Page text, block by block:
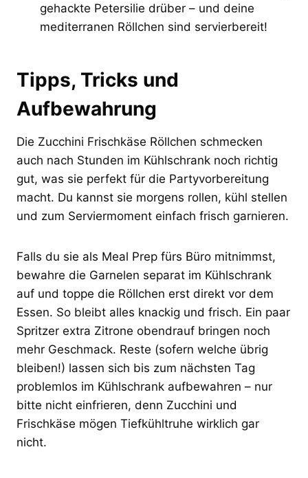
gehackte Petersilie drüber – und deine
mediterranen Röllchen sind servierbereit!
Tipps, Tricks und
Aufbewahrung
Die Zucchini Frischkäse Röllchen schmecken
auch nach Stunden im Kühlschrank noch richtig
gut, was sie perfekt für die Partyvorbereitung
macht. Du kannst sie morgens rollen, kühl stellen
und zum Serviermoment einfach frisch garnieren.
Falls du sie als Meal Prep fürs Büro mitnimmst,
bewahre die Garnelen separat im Kühlschrank
auf und toppe die Röllchen erst direkt vor dem
Essen. So bleibt alles knackig und frisch. Ein paar
Spritzer extra Zitrone obendrauf bringen noch
mehr Geschmack. Reste (sofern welche übrig
bleiben!) lassen sich bis zum nächsten Tag
problemlos im Kühlschrank aufbewahren – nur
bitte nicht einfrieren, denn Zucchini und
Frischkäse mögen Tiefkühltruhe wirklich gar
nicht.